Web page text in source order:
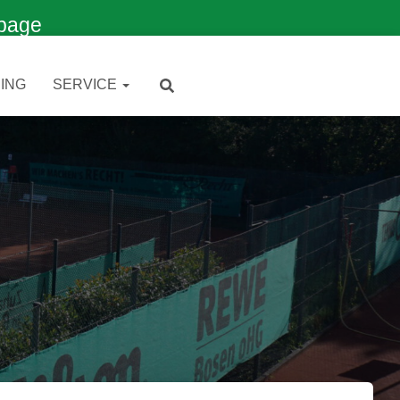
SERVICE